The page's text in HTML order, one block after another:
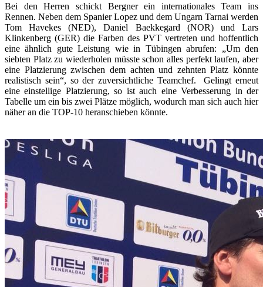
Bei den Herren schickt Bergner ein internationales Team ins
Rennen. Neben dem Spanier Lopez und dem Ungarn Tarnai werden
Tom Havekes (NED), Daniel Baekkegard (NOR) und Lars
Klinkenberg (GER) die Farben des PVT vertreten und hoffentlich
eine ähnlich gute Leistung wie in Tübingen abrufen: „Um den
siebten Platz zu wiederholen müsste schon alles perfekt laufen, aber
eine Platzierung zwischen dem achten und zehnten Platz könnte
realistisch sein“, so der zuversichtliche Teamchef. Gelingt erneut
eine einstellige Platzierung, so ist auch eine Verbesserung in der
Tabelle um ein bis zwei Plätze möglich, wodurch man sich auch hier
näher an die TOP-10 heranschieben könnte.